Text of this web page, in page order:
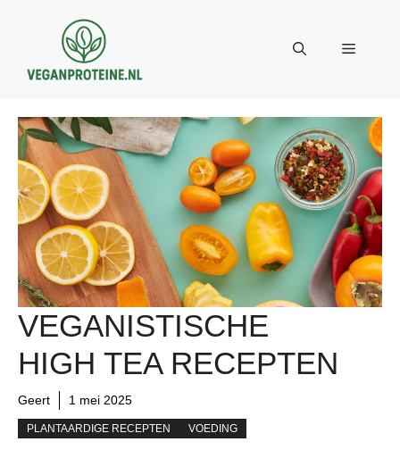
inhoud
Menu
VEGANISTISCHE
HIGH TEA RECEPTEN
Geert 1 mei 2025
PLANTAARDIGE RECEPTEN VOEDING